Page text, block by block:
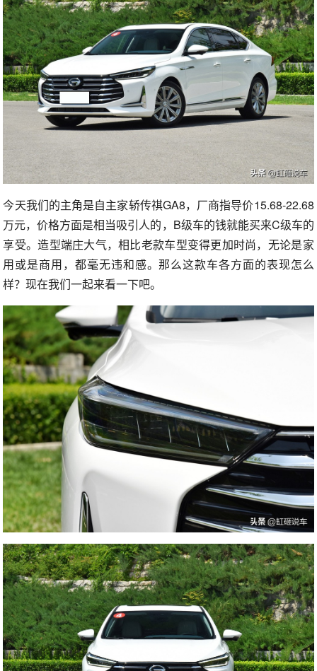
今天我们的主角是自主家轿传祺GA8，厂商指导价15.68-22.68
万元，价格方面是相当吸引人的，B级车的钱就能买来C级车的
享受。造型端庄大气，相比老款车型变得更加时尚，无论是家
用或是商用，都毫无违和感。那么这款车各方面的表现怎么
样？现在我们一起来看一下吧。